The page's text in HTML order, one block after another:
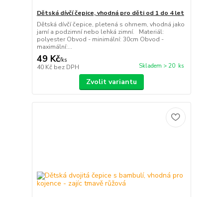
Dětská dívčí čepice, vhodná pro děti od 1 do 4 let
Dětská dívčí čepice, pletená s ohrnem, vhodná jako
jarní a podzimní nebo lehká zimní. Materiál:
polyester Obvod - minimální: 30cm Obvod -
maximální:...
49 Kč/ks
40 Kč bez DPH Skladem > 20 ks
Zvolit variantu